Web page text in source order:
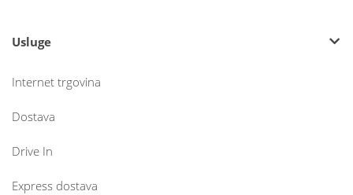
Usluge
Internet trgovina
Dostava
Drive In
Express dostava